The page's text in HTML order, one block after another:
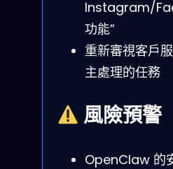
Instagram/
功能”
重新審視客戶
主處理的任務
風險預警
OpenClaw 的